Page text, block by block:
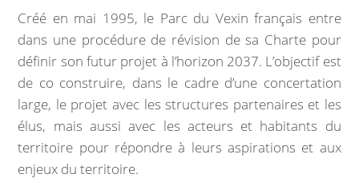
Intercommunalité
VIE COMMUNALE
École et organisation périscolaire
Bibliothèque
Créé en mai 1995, le Parc du Vexin français entre
dans une procédure de révision de sa Charte pour
définir son futur projet à l’horizon 2037. L’objectif est
de co construire, dans le cadre d’une concertation
large, le projet avec les structures partenaires et les
élus, mais aussi avec les acteurs et habitants du
territoire pour répondre à leurs aspirations et aux
enjeux du territoire.